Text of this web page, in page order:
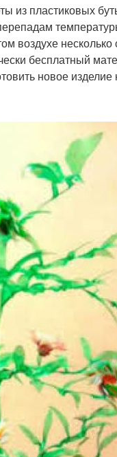
из пластиковых
воздухе
бесплатный
новое изделие